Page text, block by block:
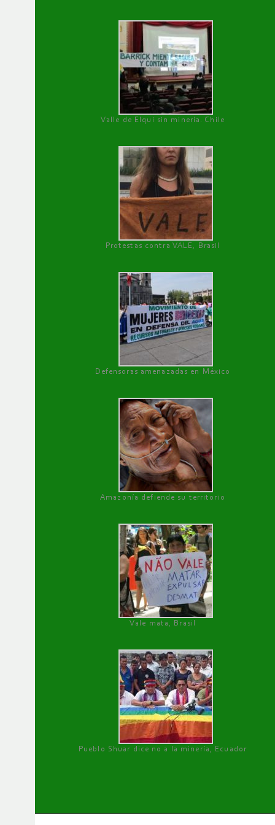
Valle de Elqui sin minería. Chile
Protestas contra VALE, Brasil
Defensoras amenazadas en México
Amazonía defiende su territorio
Vale mata, Brasil
Pueblo Shuar dice no a la minería, Ecuador